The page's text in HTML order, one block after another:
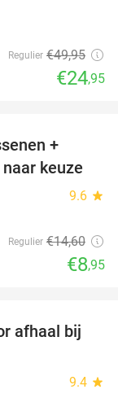
Regulier €49,95
€24,95
+
keuze
9.6 star
Regulier €14,60
€8,95
50%
afhaal bij
9.4 star